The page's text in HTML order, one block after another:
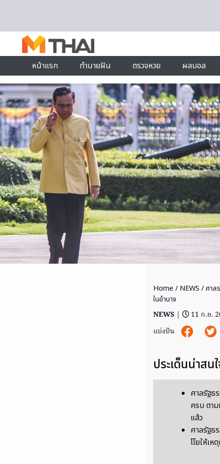
หน้าแรก ทำนายฝัน ตรวจหวย ผลบอล
Home / NEWS / ศาล
ในอำนาจ
NEWS |
11 ก.ย.
แบ่งปัน
ประเด็นน่าสน
ศาลรัฐธ
ครบ ตา
แล้ว
ศาลรัฐธ
โโยให้เ